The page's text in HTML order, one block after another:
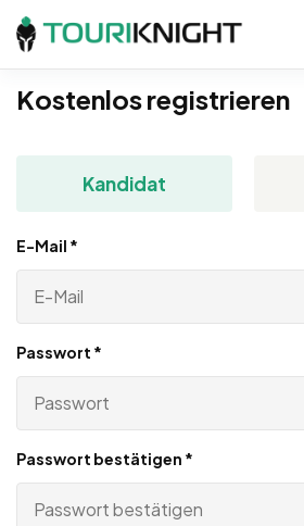
Kostenlos registrieren
Kandidat
E-Mail *
Passwort *
Passwort bestätigen *